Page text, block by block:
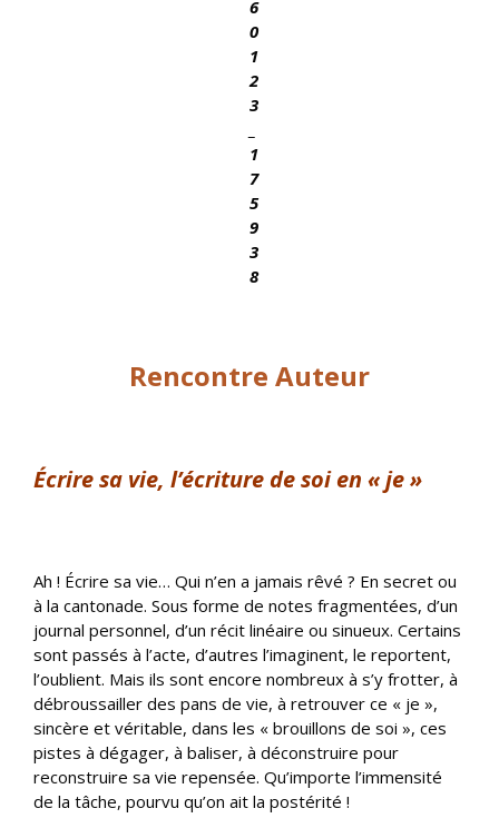
Rencontre Auteur
Écrire sa vie, l’écriture de soi en « je »
Ah ! Écrire sa vie… Qui n’en a jamais rêvé ? En secret ou
à la cantonade. Sous forme de notes fragmentées, d’un
journal personnel, d’un récit linéaire ou sinueux. Certains
sont passés à l’acte, d’autres l’imaginent, le reportent,
l’oublient. Mais ils sont encore nombreux à s’y frotter, à
débroussailler des pans de vie, à retrouver ce « je »,
sincère et véritable, dans les « brouillons de soi », ces
pistes à dégager, à baliser, à déconstruire pour
reconstruire sa vie repensée. Qu’importe l’immensité
de la tâche, pourvu qu’on ait la postérité !